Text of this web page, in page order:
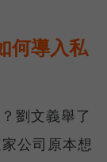
何導入私
劉文義舉了
公司原本想